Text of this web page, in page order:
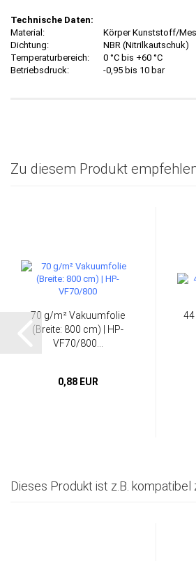
Technische Daten:
Material:
Körper Kunststoff/
Dichtung:
NBR (Nitrilkautschuk)
Temperaturbereich:
0 °C bis +60 °C
Betriebsdruck:
-0,95 bis 10 bar
Zu diesem Produkt
70 g/m² Vakuumfolie
(Breite: 800 cm) | HP-
VF70/800...
0,88 EUR
Dieses Produkt ist z.B. kompatibel